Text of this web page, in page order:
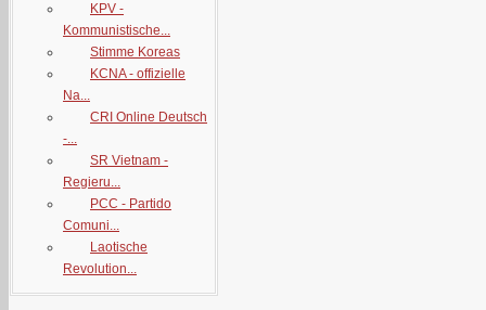
KPV -
Kommunistische...
Stimme Koreas
KCNA - offizielle
Na...
CRI Online Deutsch
-...
SR Vietnam -
Regieru...
PCC - Partido
Comuni...
Laotische
Revolution...